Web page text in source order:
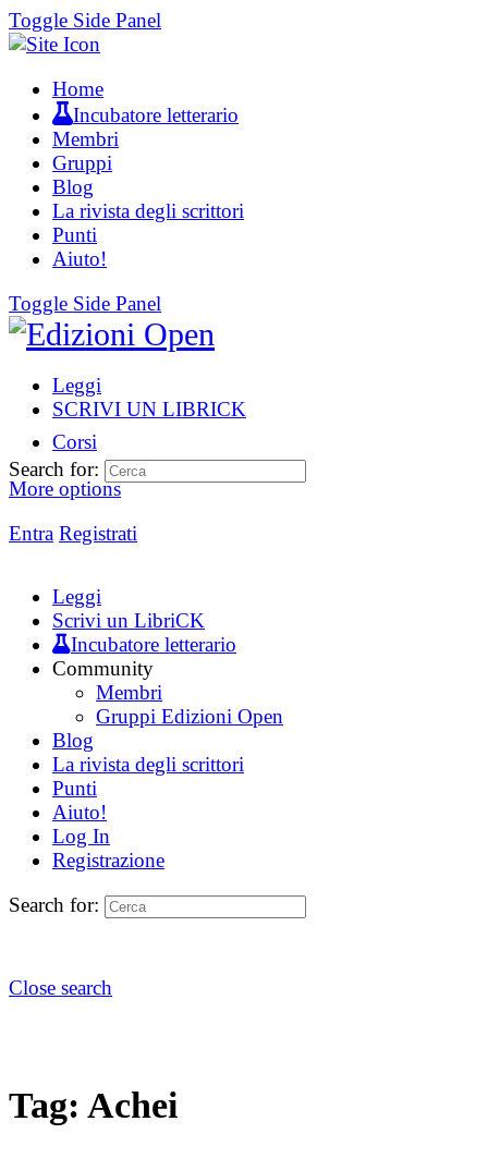
Toggle Side Panel
Home
Incubatore letterario
Membri
Gruppi
Blog
La rivista degli scrittori
Punti
Aiuto!
Toggle Side Panel
Leggi
SCRIVI UN LIBRICK
Corsi
More options
Entra Registrati
Search for:
Leggi
Scrivi un LibriCK
Incubatore letterario
Community
Membri
Gruppi Edizioni Open
Blog
La rivista degli scrittori
Punti
Aiuto!
Log In
Registrazione
Search for:
Close search
Tag: Achei